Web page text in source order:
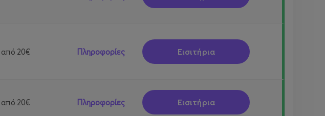
από 20€ Πληροφορίες Εισιτήρια
από 20€ Πληροφορίες Εισιτήρια